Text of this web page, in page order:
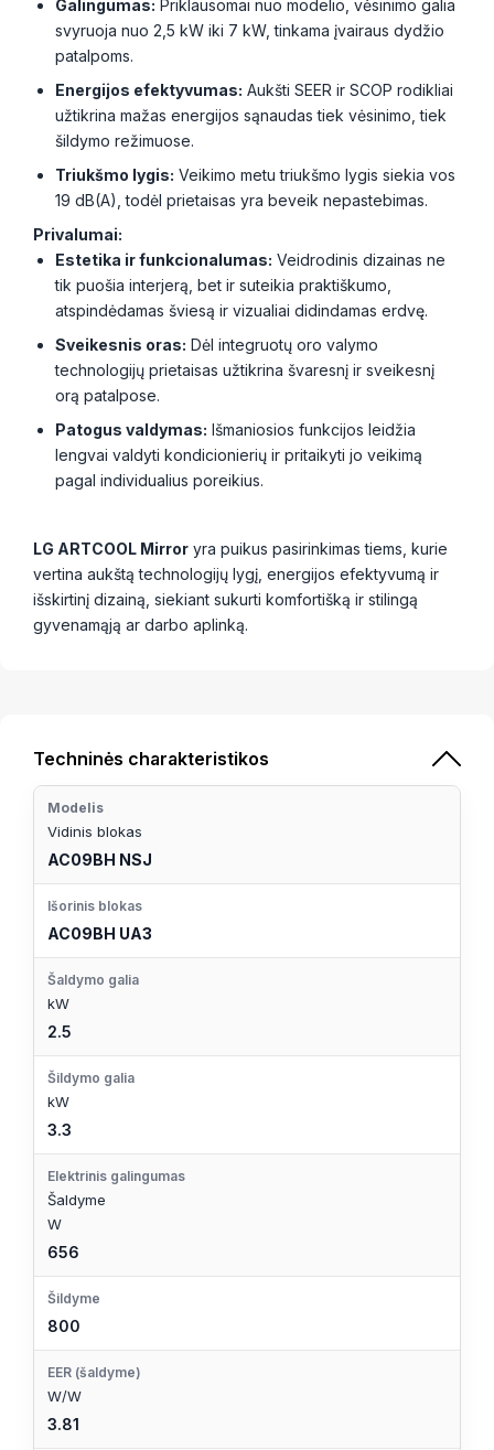
Galingumas: Priklausomai nuo modelio, vėsinimo galia
svyruoja nuo 2,5 kW iki 7 kW, tinkama įvairaus dydžio
patalpoms.
Energijos efektyvumas: Aukšti SEER ir SCOP rodikliai
užtikrina mažas energijos sąnaudas tiek vėsinimo, tiek
šildymo režimuose.
Triukšmo lygis: Veikimo metu triukšmo lygis siekia vos
19 dB(A), todėl prietaisas yra beveik nepastebimas.
Privalumai:
Estetika ir funkcionalumas: Veidrodinis dizainas ne
tik puošia interjerą, bet ir suteikia praktiškumo,
atspindėdamas šviesą ir vizualiai didindamas erdvę.
Sveikesnis oras: Dėl integruotų oro valymo
technologijų prietaisas užtikrina švaresnį ir sveikesnį
orą patalpose.
Patogus valdymas: Išmaniosios funkcijos leidžia
lengvai valdyti kondicionierių ir pritaikyti jo veikimą
pagal individualius poreikius.
LG ARTCOOL Mirror yra puikus pasirinkimas tiems, kurie
vertina aukštą technologijų lygį, energijos efektyvumą ir
išskirtinį dizainą, siekiant sukurti komfortišką ir stilingą
gyvenamąją ar darbo aplinką.
Techninės charakteristikos
Modelis
Vidinis blokas
AC09BH NSJ
Išorinis blokas
AC09BH UA3
Šaldymo galia
kW
2.5
Šildymo galia
kW
3.3
Elektrinis galingumas
Šaldyme
W
656
Šildyme
800
EER (šaldyme)
W/W
3.81